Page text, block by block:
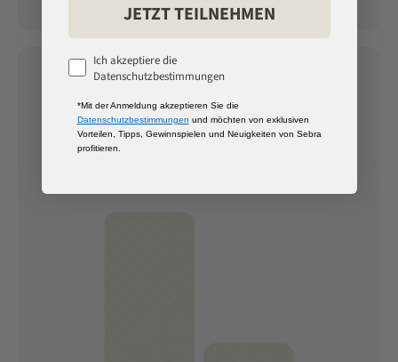
JETZT TEILNEHMEN
Ich akzeptiere die
Datenschutzbestimmungen
*Mit der Anmeldung akzeptieren Sie die
Datenschutzbestimmungen und möchten von exklusiven
Vorteilen, Tipps, Gewinnspielen und Neuigkeiten von Sebra
profitieren.